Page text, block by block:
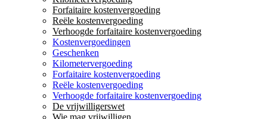
Forfaitaire kostenvergoeding
Reële kostenvergoeding
Verhoogde forfaitaire kostenvergoeding
Kostenvergoedingen
Geschenken
Kilometervergoeding
Forfaitaire kostenvergoeding
Reële kostenvergoeding
Verhoogde forfaitaire kostenvergoeding
De vrijwilligerswet
Wie mag vrijwilligen